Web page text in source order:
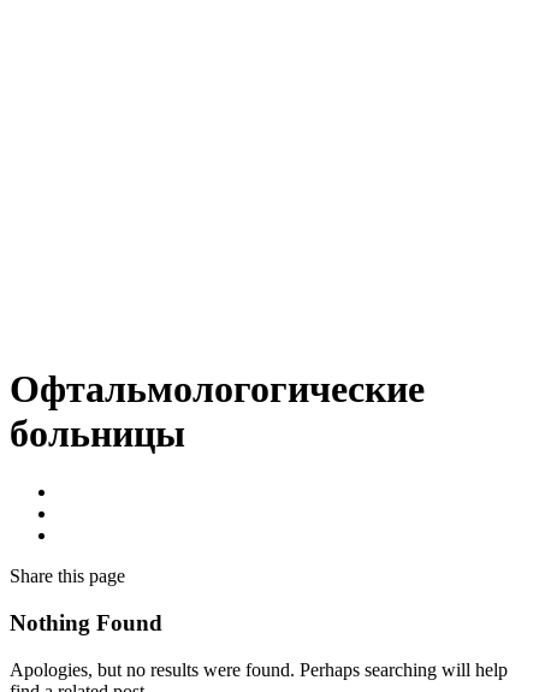
Офтальмологогические
больницы
Share this page
Nothing Found
Apologies, but no results were found. Perhaps searching will help